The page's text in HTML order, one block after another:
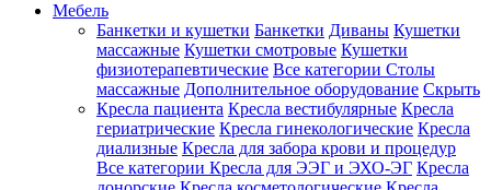
Мебель
Банкетки и кушетки Банкетки Диваны Кушетки
массажные Кушетки смотровые Кушетки
физиотерапевтические Все категории Столы
массажные Дополнительное оборудование Скрыть
Кресла пациента Кресла вестибулярные Кресла
гериатрические Кресла гинекологические Кресла
диализные Кресла для забора крови и процедур
Все категории Кресла для ЭЭГ и ЭХО-ЭГ Кресла